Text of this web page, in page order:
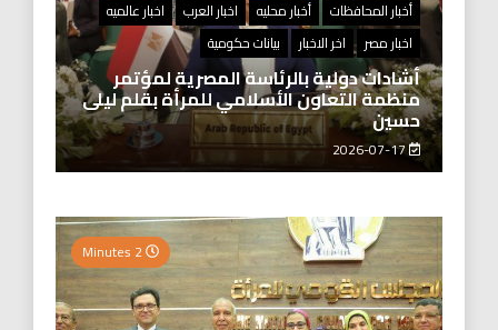
أخبار المحافظات أخبار محليه اخبار العرب
اخبار عالميه
اخبار مصر
اخر الاخبار بيانات حكومية
أشادات دولية بالرئاسة المصرية لمؤتمر
منظمة التعاون الأسلامي للمرأة بقلم ليلى
حسين
2026-07-17